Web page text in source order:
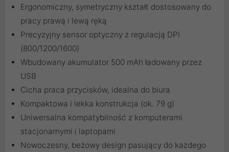
Ergonomiczny, symetryczny kształt dostosowany do
pracy prawą i lewą ręką
Precyzyjny sensor optyczny z regulacją DPI
(800/1200/1600)
Wbudowany akumulator 500 mAh ładowany przez
USB
Cicha praca przycisków, idealna do biura
Kompaktowa i lekka konstrukcja (ok. 79 g)
Uniwersalna kompatybilność z komputerami
stacjonarnymi i laptopami
Nowoczesny, beżowy design pasujący do każdego